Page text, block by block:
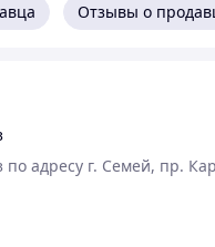
Отзывы о
по адресу г. Семей, пр.